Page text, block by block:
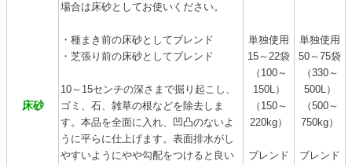
床砂
場合は床砂としてお使いください。
・種まき前の床砂としてブレンド
・芝張り前の床砂としてブレンド
10～15センチの深さまで掘り起こし、
ゴミ、石、雑草の根などを除去しま
す。本品を全面に入れ、凹凸のないよ
うに平らに仕上げます。表面排水がし
やすいようにやや勾配をつけると良い
単独使用
15～22袋
（100～
150L）
（150～
220kg）
ブレンド
単独使用
50～75袋
（330～
500L）
（500～
750kg）
ブレンド